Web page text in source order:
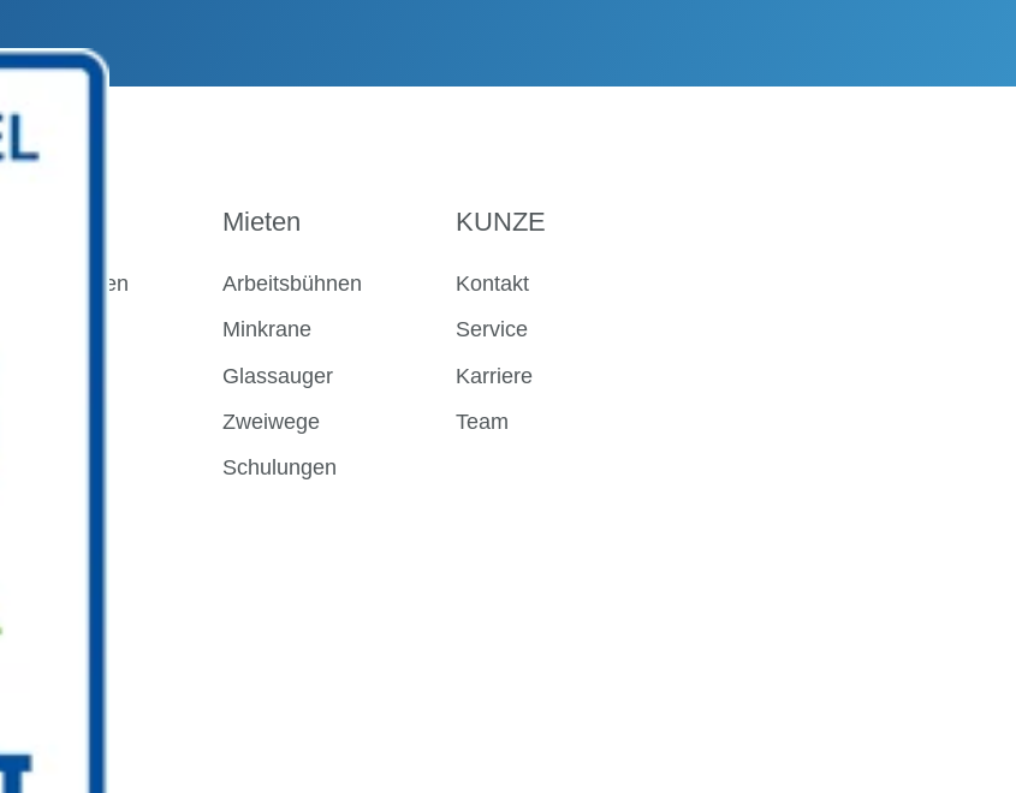
Arbeitsbühnen
Mieten
Arbeitsbühnen
Minkrane
Glassauger
Zweiwege
Schulungen
KUNZE
Kontakt
Service
Karriere
Team